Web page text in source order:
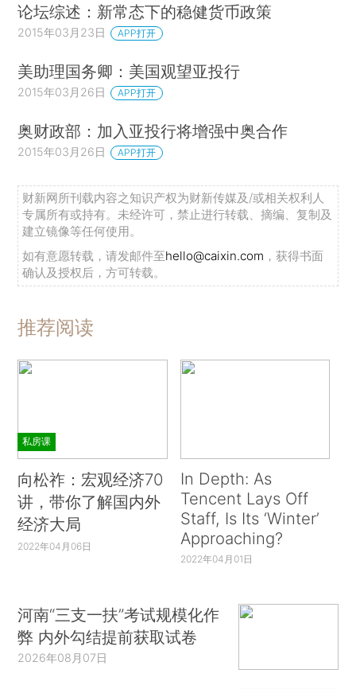
论坛综述：新常态下的稳健货币政策
2015年03月23日 APP打开
美助理国务卿：美国观望亚投行
2015年03月26日 APP打开
奥财政部：加入亚投行将增强中奥合作
2015年03月26日 APP打开
财新网所刊载内容之知识产权为财新传媒及/或相关权利人
专属所有或持有。未经许可，禁止进行转载、摘编、复制及
建立镜像等任何使用。
如有意愿转载，请发邮件至hello@caixin.com ，获得书面
确认及授权后，方可转载。
推荐阅读
私房课
向松祚：宏观经济70
讲，带你了解国内外
经济大局
2022年04月06日
In Depth: As
Tencent Lays Off
Staff, Is Its ‘Winter’
Approaching?
2022年04月01日
河南“三支一扶”考试规模化作
弊 内外勾结提前获取试卷
2026年08月07日